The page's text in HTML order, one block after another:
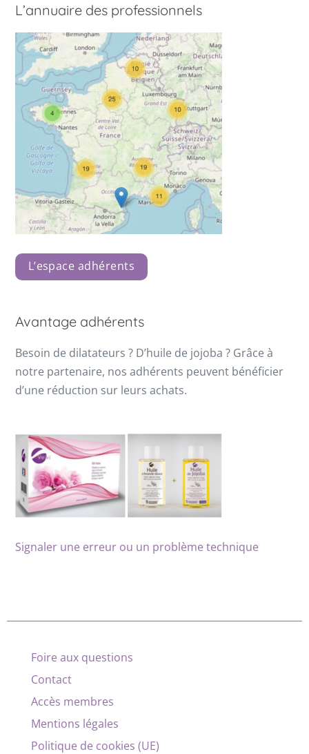
L’annuaire des professionnels
L’espace adhérents
Avantage adhérents
Besoin de dilatateurs ? D’huile de jojoba ? Grâce à
notre partenaire, nos adhérents peuvent bénéficier
d’une réduction sur leurs achats.
Signaler une erreur ou un problème technique
Foire aux questions
Contact
Accès membres
Mentions légales
Politique de cookies (UE)